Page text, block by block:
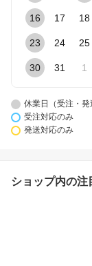
16 17 18
23 24 25
30 31 1
休業日（受注・発
受注対応のみ
発送対応のみ
ショップ内の注